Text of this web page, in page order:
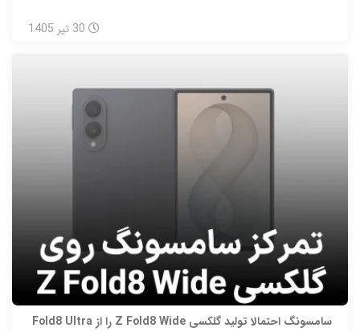
30 تیر 1405
سامسونگ احتمالا تولید گلکسی Z Fold8 Wide را از Fold8 Ultra